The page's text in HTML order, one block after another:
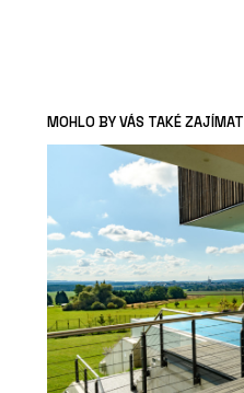
MOHLO BY VÁS TAKÉ ZAJÍMAT